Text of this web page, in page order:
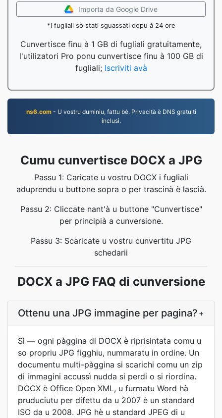
Importa da Google Drive
*I fugliali sò stati sguassati dopu à 24 ore
Cunvertisce finu à 1 GB di fugliali gratuitamente,
l'utilizatori Pro ponu cunvertisce finu à 100 GB di
fugliali; Iscriviti avà
ns6.com- U vostru duminiu, fattu bè. Privacità è DNS gratuiti
inclusi.
Cumu cunvertisce DOCX a JPG
Passu 1: Caricate u vostru DOCX i fugliali
aduprendu u buttone sopra o per trascinà è lascià.
Passu 2: Cliccate nant'à u buttone "Cunvertisce"
per principià a cunversione.
Passu 3: Scaricate u vostru cunvertitu JPG
schedarii
DOCX a JPG FAQ di cunversione
Ottenu una JPG immagine per pagina? +
Sì — ogni pàggina di DOCX è riprisintata comu u
so propriu JPG figghiu, nummaratu in ordine. Un
documentu multi-pàggina si scarichi comu un zip
di immagini accussì nudda si perdi o si riordina.
DOCX è Office Open XML, u furmatu Word hà
pruduciutu per difettu da u 2007 è un standard
ISO da u 2008. JPG hè u standard JPEG di u